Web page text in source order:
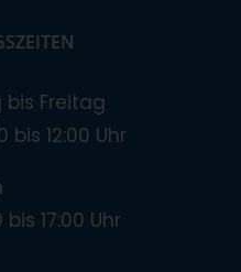
Freitag
bis 12:00 Uhr
17:00 Uhr